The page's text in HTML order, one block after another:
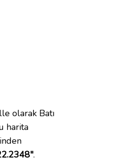
olarak Batı
harita
.